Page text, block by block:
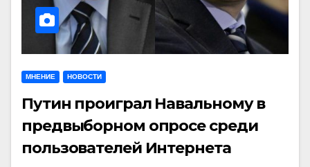
МНЕНИЕ НОВОСТИ
Путин проиграл Навальному в
предвыборном опросе среди
пользователей Интернета